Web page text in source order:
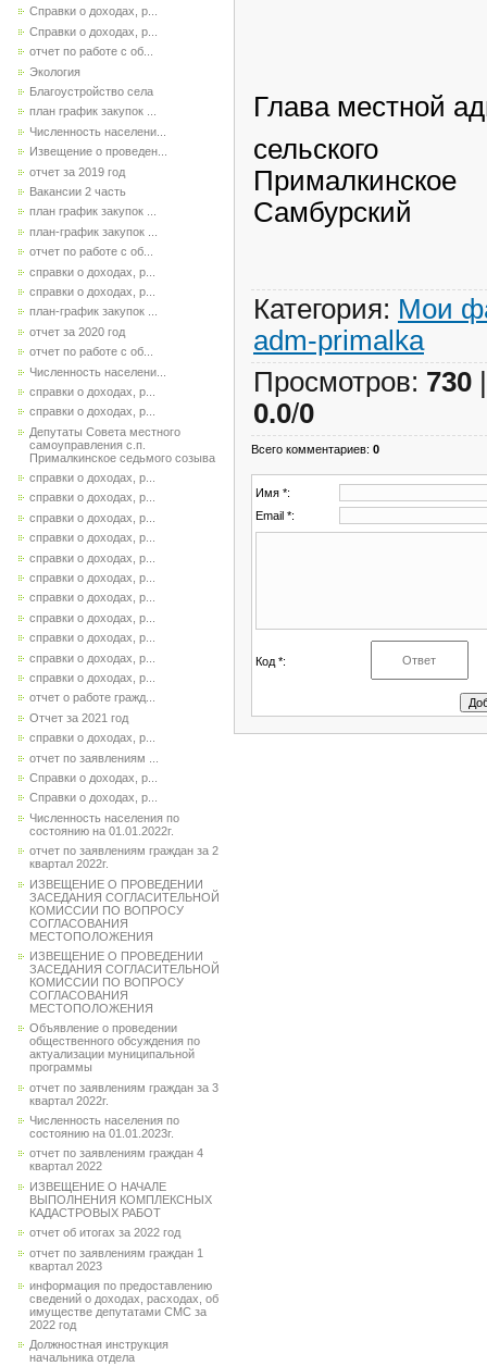
Справки о доходах, р...
Справки о доходах, р...
отчет по работе с об...
Экология
Благоустройство села
план график закупок ...
Численность населени...
Извещение о проведен...
отчет за 2019 год
Вакансии 2 часть
план график закупок ...
план-график закупок ...
отчет по работе с об...
справки о доходах, р...
справки о доходах, р...
план-график закупок ...
отчет за 2020 год
отчет по работе с об...
Численность населени...
справки о доходах, р...
справки о доходах, р...
Депутаты Совета местного
самоуправления с.п.
Прималкинское седьмого созыва
справки о доходах, р...
справки о доходах, р...
справки о доходах, р...
справки о доходах, р...
справки о доходах, р...
справки о доходах, р...
справки о доходах, р...
справки о доходах, р...
справки о доходах, р...
справки о доходах, р...
справки о доходах, р...
отчет о работе гражд...
Отчет за 2021 год
справки о доходах, р...
отчет по заявлениям ...
Справки о доходах, р...
Справки о доходах, р...
Численность населения по
состоянию на 01.01.2022г.
отчет по заявлениям граждан за 2
квартал 2022г.
ИЗВЕЩЕНИЕ О ПРОВЕДЕНИИ
ЗАСЕДАНИЯ СОГЛАСИТЕЛЬНОЙ
КОМИССИИ ПО ВОПРОСУ
СОГЛАСОВАНИЯ
МЕСТОПОЛОЖЕНИЯ
ИЗВЕЩЕНИЕ О ПРОВЕДЕНИИ
ЗАСЕДАНИЯ СОГЛАСИТЕЛЬНОЙ
КОМИССИИ ПО ВОПРОСУ
СОГЛАСОВАНИЯ
МЕСТОПОЛОЖЕНИЯ
Объявление о проведении
общественного обсуждения по
актуализации муниципальной
программы
отчет по заявлениям граждан за 3
квартал 2022г.
Численность населения по
состоянию на 01.01.2023г.
отчет по заявлениям граждан 4
квартал 2022
ИЗВЕЩЕНИЕ О НАЧАЛЕ
ВЫПОЛНЕНИЯ КОМПЛЕКСНЫХ
КАДАСТРОВЫХ РАБОТ
отчет об итогах за 2022 год
отчет по заявлениям граждан 1
квартал 2023
информация по предоставлению
сведений о доходах, расходах, об
имуществе депутатами СМС за
2022 год
Должностная инструкция
начальника отдела
Глава местной
Самбурский
Категория: Мои
adm-primalka
Просмотров: 730
0.0/0
Всего комментариев: 0
Имя *:
Email *:
Код *: